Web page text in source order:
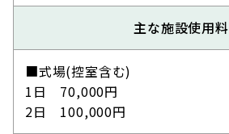
主な施設使用料
■式場(控室含む)
1日 70,000円
2日 100,000円